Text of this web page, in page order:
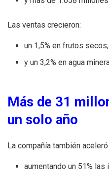
Las ventas crecieron:
un 1,5% en frutos secos;
y un 3,2% en agua
Más de 31
un solo año
La compañía también
aumentando un 51% las